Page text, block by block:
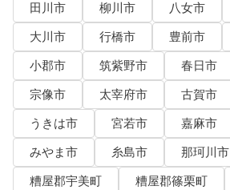
田川市
柳川市 八女市
大川市
行橋市 豊前市
小郡市
筑紫野市 春日市
宗像市
太宰府市 古賀市
うきは市
宮若市 嘉麻市
みやま市
糸島市
那珂川市
糟屋郡宇美町
糟屋郡篠栗町